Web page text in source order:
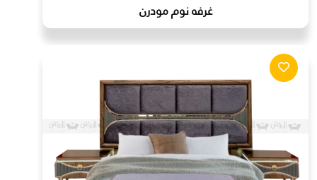
غرفه نوم مودرن